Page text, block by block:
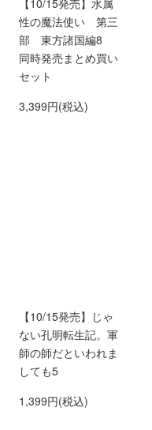
【10/15発売】水属
性の魔法使い 第三
部 東方諸国編8
同時発売まとめ買い
セット
3,399円(税込)
【10/15発売】じゃ
ない孔明転生記。軍
師の師だといわれま
しても5
1,399円(税込)